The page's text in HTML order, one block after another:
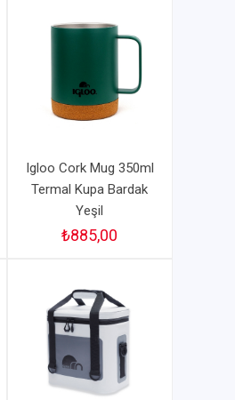
Igloo Cork Mug 350ml
Termal Kupa Bardak
Yeşil
₺885,00